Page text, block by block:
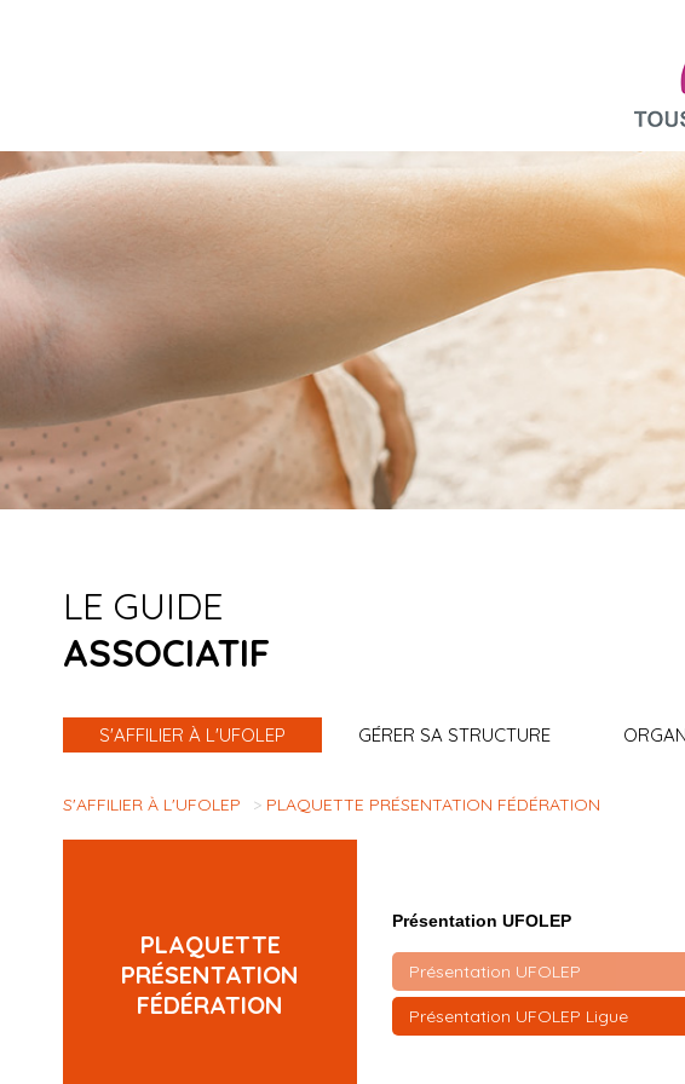
LE GUIDE
ASSOCIATIF
S'AFFILIER À L'UFOLEP GÉRER SA STRUCTURE
S'AFFILIER À L'UFOLEP PLAQUETTE PRÉSENTATION FÉDÉRATION
PLAQUETTE
PRÉSENTATION
FÉDÉRATION
Présentation UFOLEP
Présentation UFOLEP
Présentation UFOLEP Ligue